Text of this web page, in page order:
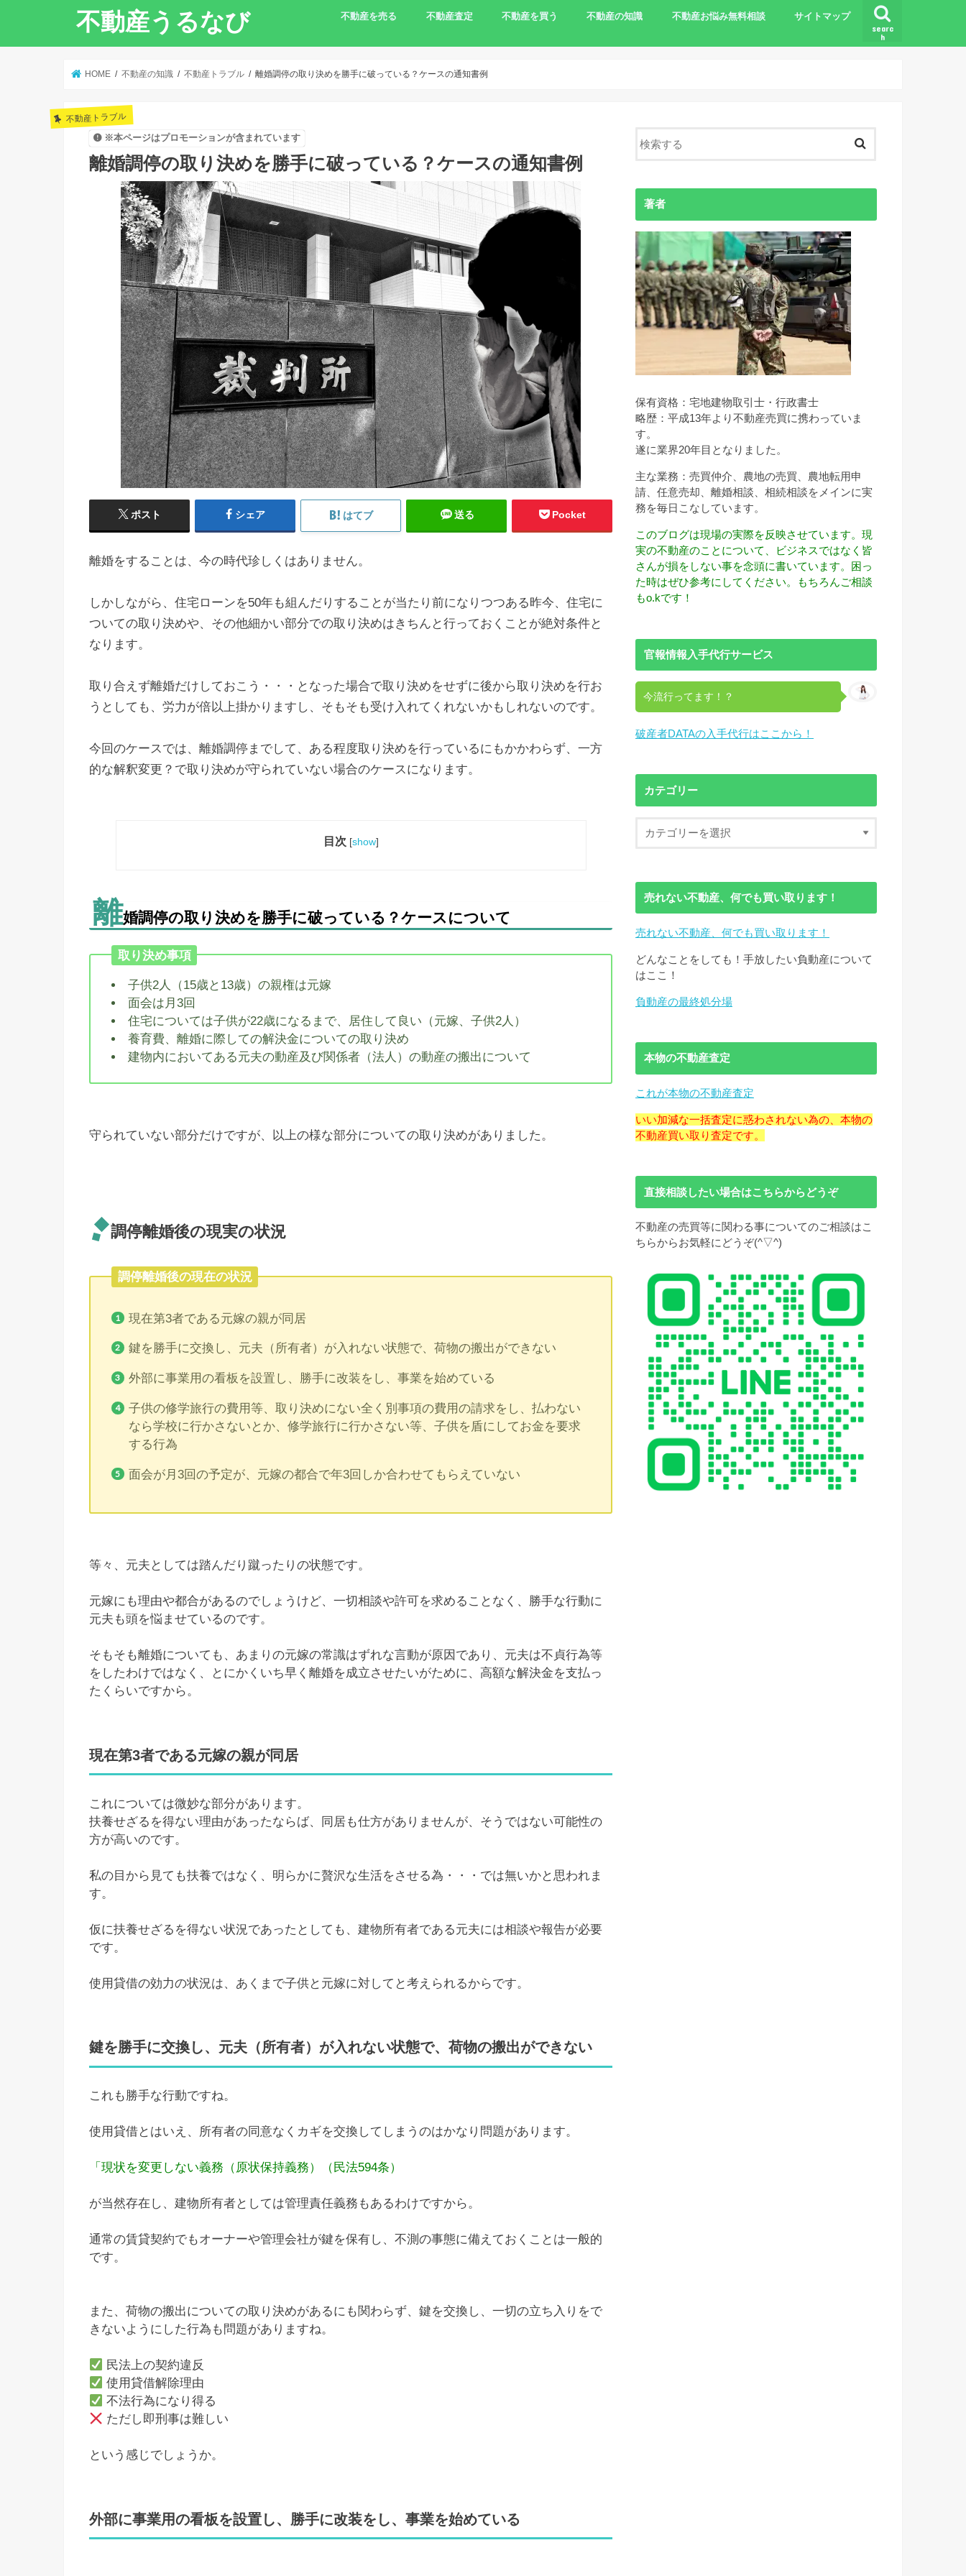
不動産うるなび
searc
h
不動産を売る
家を売りたい
相続で売る
離婚で家を売る
住宅ローンの支払いで売る
土地を売りたい
農地の売却
負動産
不動産査定
一括査定サイト
不動産を買う
農地を買う
不動産の知識
不動産売却の基礎知識
不動産お悩み無料相談 サイトマップ
HOME 不動産の知識 不動産トラブル 離婚調停の取り決めを勝手に破っている？ケースの通知書例
不動産トラブル
※本ページはプロモーションが含まれています
離婚調停の取り決めを勝手に破っている？ケースの通知書例
ポスト シェア はてブ 送る Pocket
離婚をすることは、今の時代珍しくはありません。
しかしながら、住宅ローンを50年も組んだりすることが当たり前になりつつある昨今、住宅に
ついての取り決めや、その他細かい部分での取り決めはきちんと行っておくことが絶対条件と
なります。
取り合えず離婚だけしておこう・・・となった場合で取り決めをせずに後から取り決めを行お
うとしても、労力が倍以上掛かりますし、そもそも受け入れてくれないかもしれないのです。
今回のケースでは、離婚調停までして、ある程度取り決めを行っているにもかかわらず、一方
的な解釈変更？で取り決めが守られていない場合のケースになります。
目次 [show]
離婚調停の取り決めを勝手に破っている？ケースについて
取り決め事項
子供2人（15歳と13歳）の親権は元嫁
面会は月3回
住宅については子供が22歳になるまで、居住して良い（元嫁、子供2人）
養育費、離婚に際しての解決金についての取り決め
建物内においてある元夫の動産及び関係者（法人）の動産の搬出について
守られていない部分だけですが、以上の様な部分についての取り決めがありました。
調停離婚後の現実の状況
調停離婚後の現在の状況
現在第3者である元嫁の親が同居
鍵を勝手に交換し、元夫（所有者）が入れない状態で、荷物の搬出ができない
外部に事業用の看板を設置し、勝手に改装をし、事業を始めている
子供の修学旅行の費用等、取り決めにない全く別事項の費用の請求をし、払わない
なら学校に行かさないとか、修学旅行に行かさない等、子供を盾にしてお金を要求
する行為
面会が月3回の予定が、元嫁の都合で年3回しか合わせてもらえていない
等々、元夫としては踏んだり蹴ったりの状態です。
元嫁にも理由や都合があるのでしょうけど、一切相談や許可を求めることなく、勝手な行動に
元夫も頭を悩ませているのです。
そもそも離婚についても、あまりの元嫁の常識はずれな言動が原因であり、元夫は不貞行為等
をしたわけではなく、とにかくいち早く離婚を成立させたいがために、高額な解決金を支払っ
たくらいですから。
現在第3者である元嫁の親が同居
これについては微妙な部分があります。
扶養せざるを得ない理由があったならば、同居も仕方がありませんが、そうではない可能性の
方が高いのです。
私の目から見ても扶養ではなく、明らかに贅沢な生活をさせる為・・・では無いかと思われま
す。
仮に扶養せざるを得ない状況であったとしても、建物所有者である元夫には相談や報告が必要
です。
使用貸借の効力の状況は、あくまで子供と元嫁に対してと考えられるからです。
鍵を勝手に交換し、元夫（所有者）が入れない状態で、荷物の搬出ができない
これも勝手な行動ですね。
使用貸借とはいえ、所有者の同意なくカギを交換してしまうのはかなり問題があります。
「現状を変更しない義務（原状保持義務）（民法594条）
が当然存在し、建物所有者としては管理責任義務もあるわけですから。
通常の賃貸契約でもオーナーや管理会社が鍵を保有し、不測の事態に備えておくことは一般的
です。
また、荷物の搬出についての取り決めがあるにも関わらず、鍵を交換し、一切の立ち入りをで
きないようにした行為も問題がありますね。
民法上の契約違反
使用貸借解除理由
不法行為になり得る
ただし即刑事は難しい
という感じでしょうか。
外部に事業用の看板を設置し、勝手に改装をし、事業を始めている
著者
保有資格：宅地建物取引士・行政書士
略歴：平成13年より不動産売買に携わっていま
す。
遂に業界20年目となりました。
主な業務：売買仲介、農地の売買、農地転用申
請、任意売却、離婚相談、相続相談をメインに実
務を毎日こなしています。
このブログは現場の実際を反映させています。現
実の不動産のことについて、ビジネスではなく皆
さんが損をしない事を念頭に書いています。困っ
た時はぜひ参考にしてください。もちろんご相談
もo.kです！
官報情報入手代行サービス
今流行ってます！？
破産者DATAの入手代行はここから！
カテゴリー
売れない不動産、何でも買い取ります！
売れない不動産、何でも買い取ります！
どんなことをしても！手放したい負動産について
はここ！
負動産の最終処分場
本物の不動産査定
これが本物の不動産査定
いい加減な一括査定に惑わされない為の、本物の
不動産買い取り査定です。
直接相談したい場合はこちらからどうぞ
不動産の売買等に関わる事についてのご相談はこ
ちらからお気軽にどうぞ(^▽^)